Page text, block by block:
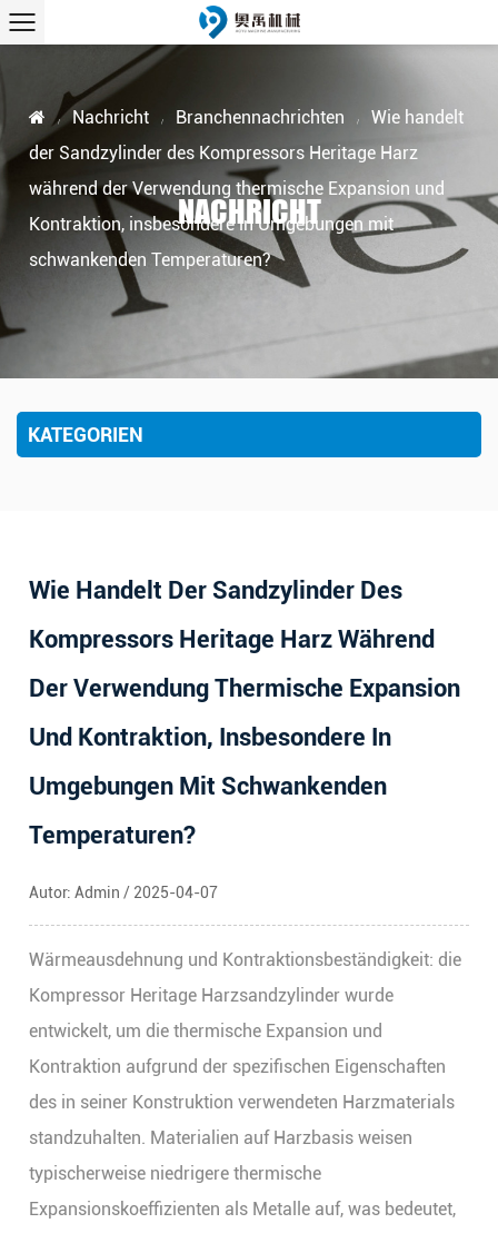
/ Nachricht / Branchennachrichten /
Wie handelt
der Sandzylinder des Kompressors Heritage Harz
während der Verwendung thermische Expansion und
Kontraktion, insbesondere in Umgebungen mit
schwankenden Temperaturen?
NACHRICHT
KATEGORIEN
Wie Handelt Der Sandzylinder Des
Kompressors Heritage Harz Während
Der Verwendung Thermische Expansion
Und Kontraktion, Insbesondere In
Umgebungen Mit Schwankenden
Temperaturen?
Autor: Admin / 2025-04-07
Wärmeausdehnung und Kontraktionsbeständigkeit: die
Kompressor Heritage Harzsandzylinderwurde
entwickelt, um die thermische Expansion und
Kontraktion aufgrund der spezifischen Eigenschaften
des in seiner Konstruktion verwendeten Harzmaterials
standzuhalten. Materialien auf Harzbasis weisen
typischerweise niedrigere thermische
Expansionskoeffizienten als Metalle auf, was bedeutet,